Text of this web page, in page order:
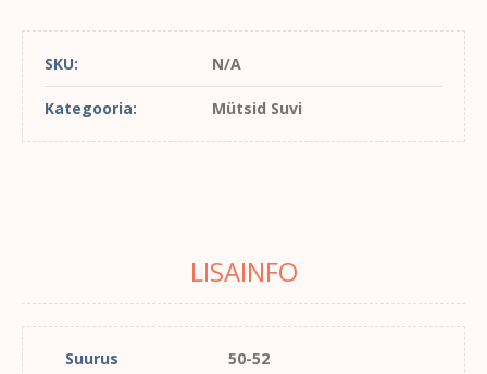
SKU: N/A
Kategooria: Mütsid Suvi
LISAINFO
Suurus 50-52